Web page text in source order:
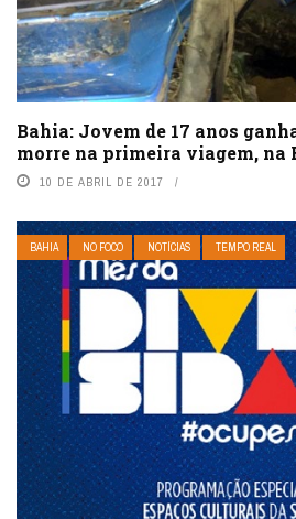
Bahia: Jovem de 17 anos
morre na primeira viagem, na
10 DE ABRIL DE 2017
BAHIA NO FOCO NOTÍCIAS TEMPO REAL